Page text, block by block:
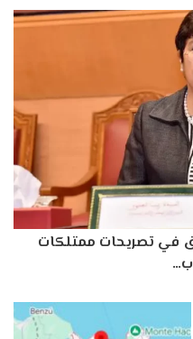
في تصريحات ممتلكات